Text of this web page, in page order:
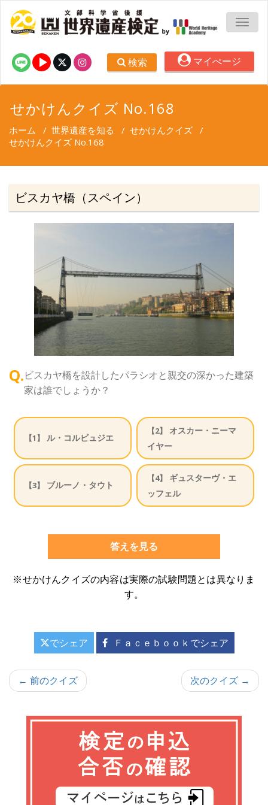
検索 マイぺージ
せかけんクイズ No.168
ホーム / 世界遺産を知る / せかけんクイズ /
せかけんクイズ No.168
ビスカヤ橋（スペイン）
Q.ビスカヤ橋を設計したパラシオと親交の深かった建築
家は誰でしょうか？
【1】 ル・コルビュジエ
【2】
オスカー・ニーマ
イヤー
【3】 ブルーノ・タウト
【4】
ギュスターヴ・エ
ッフェル
答えを見る
※せかけんクイズの内容は実際の試験問題とは異なりま
す。
でシェア Ｆａｃｅｂｏｏｋでシェア
投← 前のクイズ 次のクイズ →